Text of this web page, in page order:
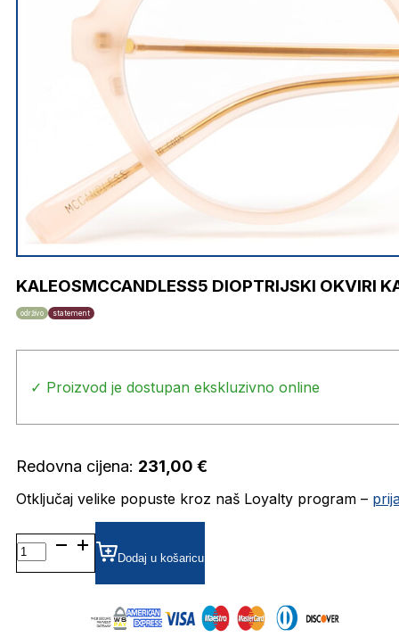
KALEOSMCCANDLESS5 DIOPTRIJSKI OKVIRI
održivo statement
✓ Proizvod je dostupan ekskluzivno online
Redovna cijena: 231,00 €
Otključaj velike popuste kroz naš Loyalty program –
KALEOSMCCANDLESS5 DIOPTRIJSKI
OKVIRI
KALEOS
Dodaj u košaricu